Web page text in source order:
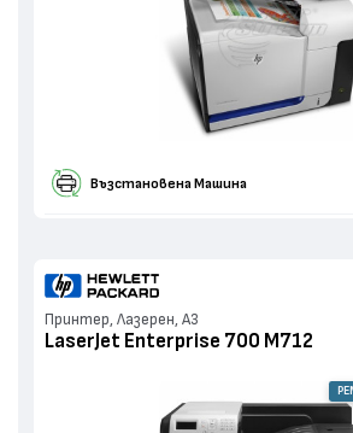
Възстановенa Машина
Принтер, Лазерен, А3
LaserJet Enterprise 700 M712